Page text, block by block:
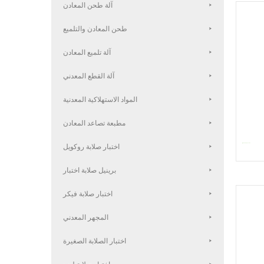
آلة طحن المعادن
طحن المعادن والتلميع
آلة تلميع المعادن
آلة القطع المعدني
المواد الاستهلاكية المعدنية
مطبعة تصاعد المعادن
اختبار صلابة روكويل
برينيل صلابة اختبار
اختبار صلابة فيكر
المجهر المعدني
اختبار الصلابة الصغيرة